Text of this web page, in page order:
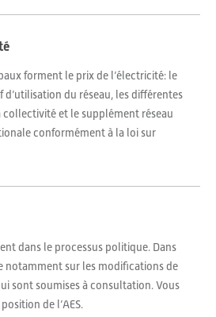
forment le prix de l’électricité: le
du réseau, les différentes
collectivité et le supplément réseau
conformément à la loi sur
dans le processus politique. Dans
notamment sur les modifications de
sont soumises à consultation. Vous
de l’AES.